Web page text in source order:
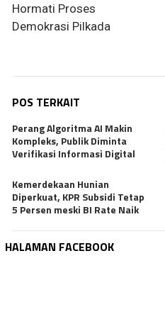
Hormati Proses
Demokrasi Pilkada
POS TERKAIT
Perang Algoritma AI Makin
Kompleks, Publik Diminta
Verifikasi Informasi Digital
Kemerdekaan Hunian
Diperkuat, KPR Subsidi Tetap
5 Persen meski BI Rate Naik
HALAMAN FACEBOOK